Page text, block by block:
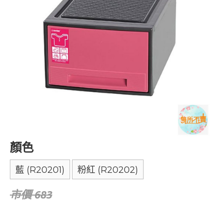
顏色
藍 (R20201) 粉紅 (R20202)
市價 683